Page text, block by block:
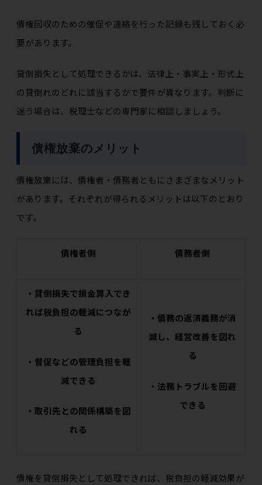
債権回収のための催促や連絡を行った記録も残しておく必
要があります。
貸倒損失として処理できるかは、法律上・事実上・形式上
の貸倒れのどれに該当するかで要件が異なります。判断に
迷う場合は、税理士などの専門家に相談しましょう。
債権放棄のメリット
債権放棄には、債権者・債務者ともにさまざまなメリット
があります。それぞれが得られるメリットは以下のとおり
です。
債権者側 債務者側
・貸倒損失で損金算入でき
れば税負担の軽減につなが
る
・督促などの管理負担を軽
減できる
・取引先との関係構築を図
れる
・債務の返済義務が消
滅し、経営改善を図れ
る
・法務トラブルを回避
できる
債権を貸倒損失として処理できれば、税負担の軽減効果が